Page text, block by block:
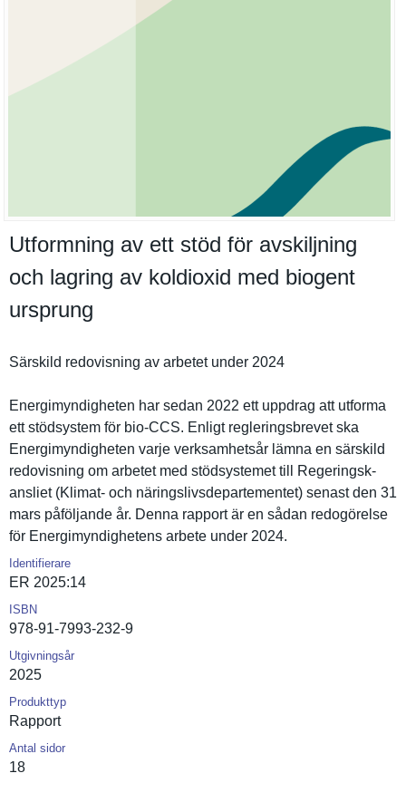
Utformning av ett stöd för avskiljning
och lagring av koldioxid med biogent
ursprung
Särskild redovisnin­g av arbetet under 2024
Energimynd­igheten har sedan 2022 ett uppdrag att utforma
ett stödsystem för bio-CCS. Enligt reglerings­brevet ska
Energimynd­igheten varje verksamhet­sår lämna en särskild
redovisnin­g om arbetet med stödsystem­et till Regeringsk­
ansliet (Klimat- och näringsliv­sdeparteme­ntet) senast den 31
mars påföljande år. Denna rapport är en sådan redogörels­e
för Energimynd­ighetens arbete under 2024.
Identifierare
ER 2025:14
ISBN
978-91-7993-232-9
Utgivningsår
2025
Produkttyp
Rapport
Antal sidor
18